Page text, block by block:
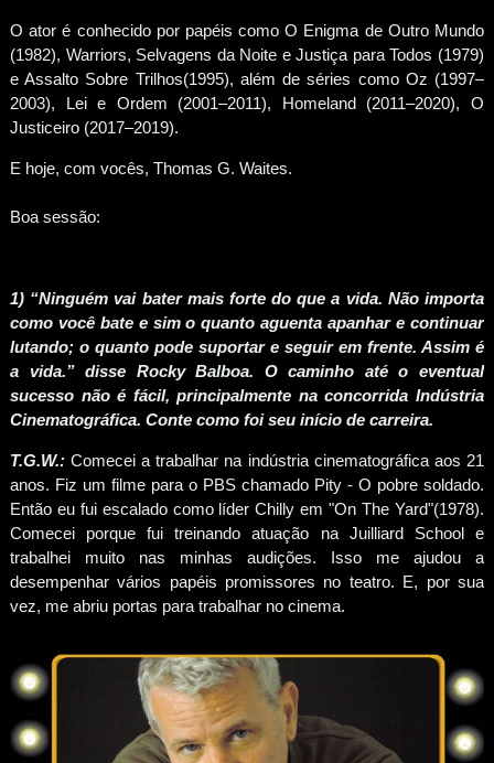
O ator é conhecido por papéis como O Enigma de Outro Mundo
(1982), Warriors, Selvagens da Noite e Justiça para Todos (1979)
e Assalto Sobre Trilhos(1995), além de séries como Oz (1997–
2003), Lei e Ordem (2001–2011), Homeland (2011–2020), O
Justiceiro (2017–2019).
E hoje, com vocês, Thomas G. Waites.
Boa sessão:
1) “Ninguém vai bater mais forte do que a vida. Não importa
como você bate e sim o quanto aguenta apanhar e continuar
lutando; o quanto pode suportar e seguir em frente. Assim é
a vida.” disse Rocky Balboa. O caminho até o eventual
sucesso não é fácil, principalmente na concorrida Indústria
Cinematográfica. Conte como foi seu início de carreira.
T.G.W.:Comecei a trabalhar na indústria cinematográfica aos 21
anos. Fiz um filme para o PBS chamado Pity - O pobre soldado.
Então eu fui escalado como líder Chilly em "On The Yard"(1978).
Comecei porque fui treinando atuação na Juilliard School e
trabalhei muito nas minhas audições. Isso me ajudou a
desempenhar vários papéis promissores no teatro. E, por sua
vez, me abriu portas para trabalhar no cinema.